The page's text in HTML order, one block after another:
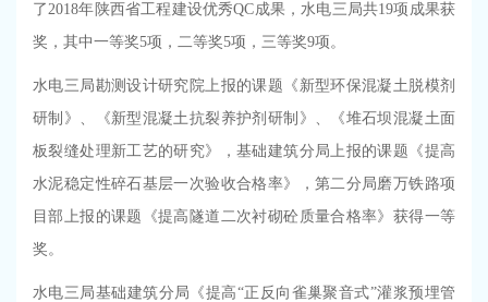
了2018年陕西省工程建设优秀QC成果，水电三局共19项成果获
奖，其中一等奖5项，二等奖5项，三等奖9项。
水电三局勘测设计研究院上报的课题《新型环保混凝土脱模剂
研制》、《新型混凝土抗裂养护剂研制》、《堆石坝混凝土面
板裂缝处理新工艺的研究》，基础建筑分局上报的课题《提高
水泥稳定性碎石基层一次验收合格率》，第二分局磨万铁路项
目部上报的课题《提高隧道二次衬砌砼质量合格率》获得一等
奖。
水电三局基础建筑分局《提高“正反向雀巢聚音式”灌浆预埋管